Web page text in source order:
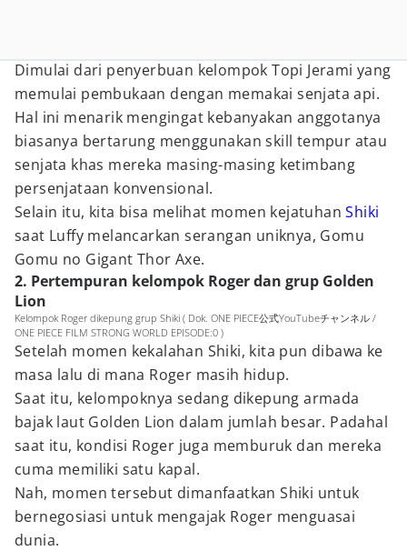
Dimulai dari penyerbuan kelompok Topi Jerami yang
memulai pembukaan dengan memakai senjata api.
Hal ini menarik mengingat kebanyakan anggotanya
biasanya bertarung menggunakan skill tempur atau
senjata khas mereka masing-masing ketimbang
persenjataan konvensional.
Selain itu, kita bisa melihat momen kejatuhanShiki
saat Luffy melancarkan serangan uniknya, Gomu
Gomu no Gigant Thor Axe.
2. Pertempuran kelompok Roger dan grup Golden
Lion
Kelompok Roger dikepung grup Shiki ( Dok. ONE PIECE公式YouTubeチャンネル /
ONE PIECE FILM STRONG WORLD EPISODE:0 )
Setelah momen kekalahan Shiki, kita pun dibawa ke
masa lalu di mana Roger masih hidup.
Saat itu, kelompoknya sedang dikepung armada
bajak laut Golden Lion dalam jumlah besar. Padahal
saat itu, kondisi Roger juga memburuk dan mereka
cuma memiliki satu kapal.
Nah, momen tersebut dimanfaatkan Shiki untuk
bernegosiasi untuk mengajak Roger menguasai
dunia.